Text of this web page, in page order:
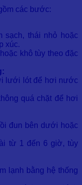
các bước:
sạch, thái nhỏ hoặc
xúc.
khô tùy theo đặc
lưới lót để hơi nước
quá chặt để hơi
đun bên dưới hoặc
từ 1 đến 6 giờ, tùy
lạnh bằng hệ thống